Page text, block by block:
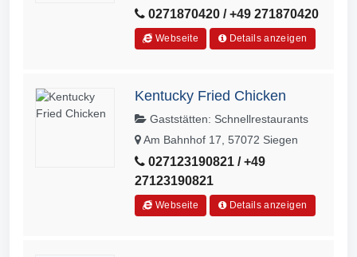
0271870420 / +49 271870420
Webseite Details anzeigen
Kentucky Fried Chicken
Gaststätten: Schnellrestaurants
Am Bahnhof 17, 57072 Siegen
027123190821 / +49
27123190821
Webseite Details anzeigen